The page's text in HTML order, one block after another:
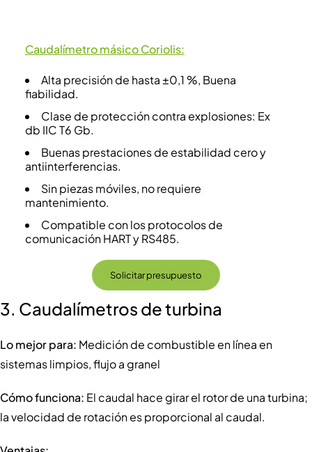
Caudalímetro másico Coriolis:
Alta precisión de hasta ±0,1 %, Buena
fiabilidad.
Clase de protección contra explosiones: Ex
db IIC T6 Gb.
Buenas prestaciones de estabilidad cero y
antiinterferencias.
Sin piezas móviles, no requiere
mantenimiento.
Compatible con los protocolos de
comunicación HART y RS485.
Solicitar presupuesto
3. Caudalímetros de turbina
Lo mejor para: Medición de combustible en línea en
sistemas limpios, flujo a granel
Cómo funciona: El caudal hace girar el rotor de una turbina;
la velocidad de rotación es proporcional al caudal.